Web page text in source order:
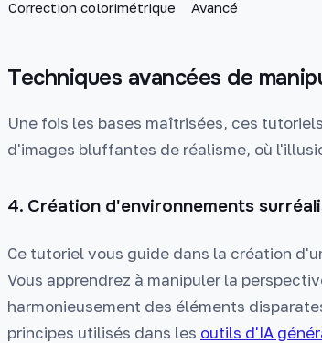
Correction colorimétrique
Avancé
Techniques avancées de
Une fois les bases maîtrisées, ces
d'images bluffantes de réalisme, où
4. Création d'environnements
Ce tutoriel vous guide dans la création
Vous apprendrez à manipuler la
harmonieusement des éléments
principes utilisés dans les outils d'IA